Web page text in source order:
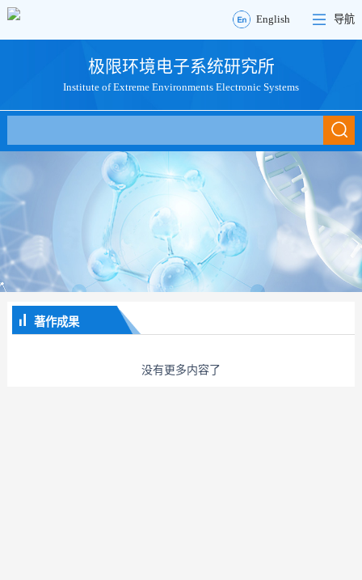
English 导航
极限环境电子系统研究所
Institute of Extreme Environments Electronic Systems
著作成果
没有更多内容了